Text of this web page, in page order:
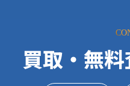
買取・無